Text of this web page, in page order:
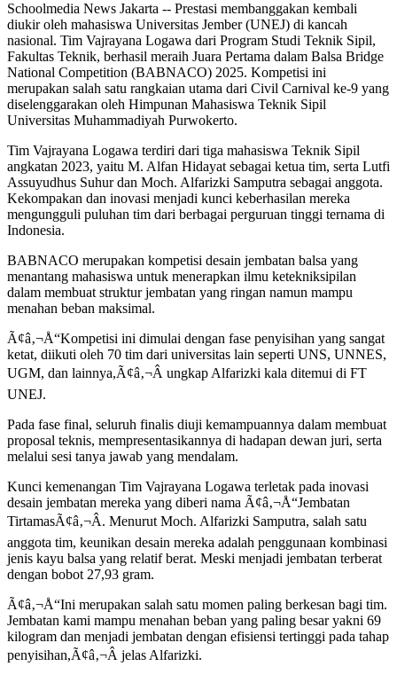
Schoolmedia News Jakarta -- Prestasi membanggakan kembali
diukir oleh mahasiswa Universitas Jember (UNEJ) di kancah
nasional. Tim Vajrayana Logawa dari Program Studi Teknik Sipil,
Fakultas Teknik, berhasil meraih Juara Pertama dalam Balsa Bridge
National Competition (BABNACO) 2025. Kompetisi ini
merupakan salah satu rangkaian utama dari Civil Carnival ke-9 yang
diselenggarakan oleh Himpunan Mahasiswa Teknik Sipil
Universitas Muhammadiyah Purwokerto.
Tim Vajrayana Logawa terdiri dari tiga mahasiswa Teknik Sipil
angkatan 2023, yaitu M. Alfan Hidayat sebagai ketua tim, serta Lutfi
Assuyudhus Suhur dan Moch. Alfarizki Samputra sebagai anggota.
Kekompakan dan inovasi menjadi kunci keberhasilan mereka
mengungguli puluhan tim dari berbagai perguruan tinggi ternama di
Indonesia.
BABNACO merupakan kompetisi desain jembatan balsa yang
menantang mahasiswa untuk menerapkan ilmu ketekniksipilan
dalam membuat struktur jembatan yang ringan namun mampu
menahan beban maksimal.
Ã¢â‚¬Å“Kompetisi ini dimulai dengan fase penyisihan yang sangat
ketat, diikuti oleh 70 tim dari universitas lain seperti UNS, UNNES,
UGM, dan lainnya,Ã¢â‚¬Â ungkap Alfarizki kala ditemui di FT
UNEJ.
Pada fase final, seluruh finalis diuji kemampuannya dalam membuat
proposal teknis, mempresentasikannya di hadapan dewan juri, serta
melalui sesi tanya jawab yang mendalam.
Kunci kemenangan Tim Vajrayana Logawa terletak pada inovasi
desain jembatan mereka yang diberi nama Ã¢â‚¬Å“Jembatan
TirtamasÃ¢â‚¬Â. Menurut Moch. Alfarizki Samputra, salah satu
anggota tim, keunikan desain mereka adalah penggunaan kombinasi
jenis kayu balsa yang relatif berat. Meski menjadi jembatan terberat
dengan bobot 27,93 gram.
Ã¢â‚¬Å“Ini merupakan salah satu momen paling berkesan bagi tim.
Jembatan kami mampu menahan beban yang paling besar yakni 69
kilogram dan menjadi jembatan dengan efisiensi tertinggi pada tahap
penyisihan,Ã¢â‚¬Â jelas Alfarizki.